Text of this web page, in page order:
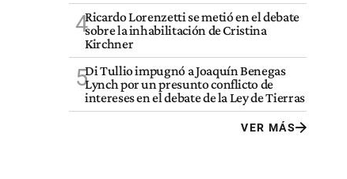
4Ricardo Lorenzetti se metió en el debate
sobre la inhabilitación de Cristina
Kirchner
5Di Tullio impugnó a Joaquín Benegas
Lynch por un presunto conflicto de
intereses en el debate de la Ley de Tierras
VER MÁS